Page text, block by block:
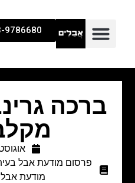
9786680
ברכה
אוגוסט 1,
פרסום מודעת אבל
מודעת אבל